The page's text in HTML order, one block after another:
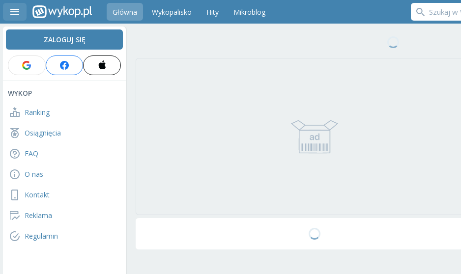
Główna Wykopalisko Hity Mikroblog
ZALOGUJ SIĘ
WYKOP
Ranking
Osiągnięcia
FAQ
O nas
Kontakt
Reklama
Regulamin